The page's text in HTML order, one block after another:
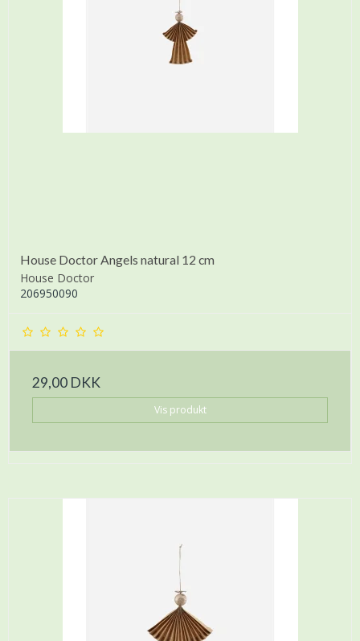
House Doctor Angels natural 12 cm
House Doctor
206950090
29,00 DKK
Vis produkt